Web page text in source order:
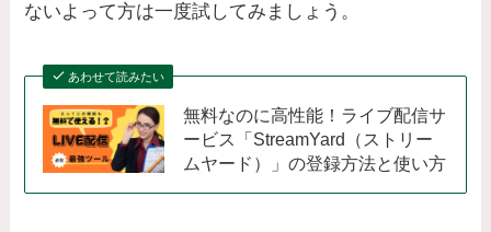
ないよって方は一度試してみましょう。
あわせて読みたい
無料なのに高性能！ライブ配信サ
ービス「StreamYard（ストリー
ムヤード）」の登録方法と使い方